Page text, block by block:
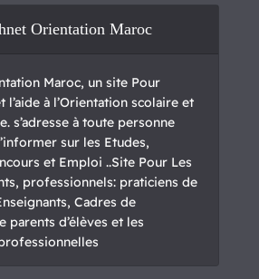
Orientation Maroc
Maroc, un site Pour
l’aide à l’Orientation scolaire et
s’adresse à toute personne
sur les Etudes,
et Emploi ..Site Pour Les
professionnels: praticiens de
Cadres de
parents d’élèves et les